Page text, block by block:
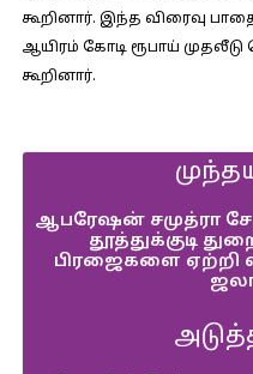
கூறினார். இந்த விரைவு
ஆயிரம் கோடி ரூபாய்
கூறினார்.
ஆபரேஷன் சமுத்ரா
தூத்துக்குடி
பிரஜைகளை ஏற்றி